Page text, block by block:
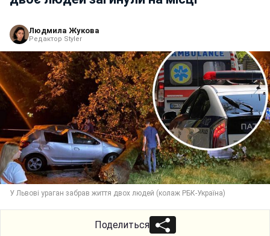
Людмила Жукова
Редактор Styler
У Львові ураган забрав життя двох людей (колаж РБК-Україна)
Поделиться